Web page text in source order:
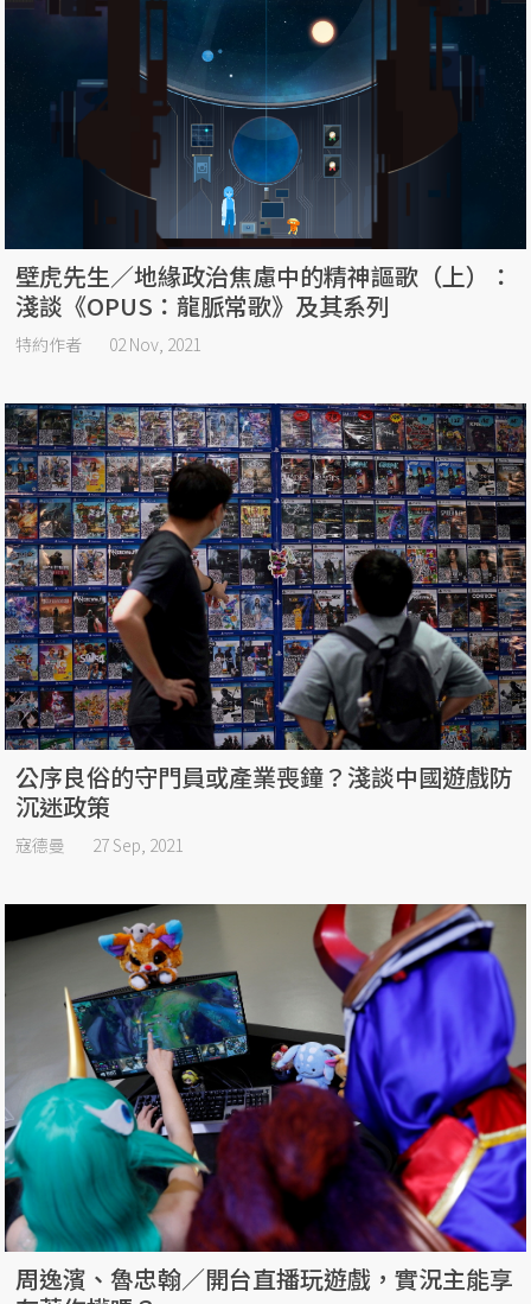
壁虎先生／地緣政治焦慮中的精神謳歌（上）：
淺談《OPUS：龍脈常歌》及其系列
特約作者 02 Nov, 2021
公序良俗的守門員或產業喪鐘？淺談中國遊戲防
沉迷政策
寇德曼 27 Sep, 2021
周逸濱、魯忠翰／開台直播玩遊戲，實況主能享